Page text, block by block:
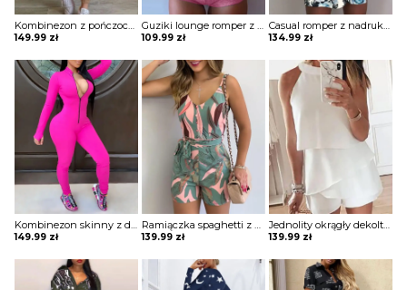
Kombinezon z pończochami w stylu kieszonkowym Kyunghee
149.99 zł
Guziki lounge romper z długimi rękawami kombinezon Groa
109.99 zł
Casual romper z nadrukiem kombinezon Nasja
134.99 zł
Kombinezon skinny z długim rękawem zamkiem błyskawicznym Kaycee
149.99 zł
Ramiączka spaghetti z nadrukiem liści wiązany kombinezon w paski Donjeta
139.99 zł
Jednolity okrągły dekolt ruffles casual romper kombinezon Yanina
139.99 zł